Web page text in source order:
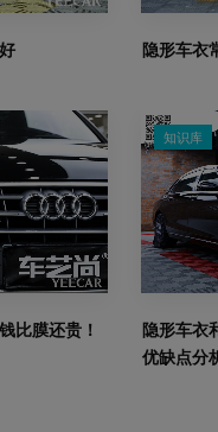
隐形车衣
比膜还贵！
知识库
隐形车衣
优缺点分